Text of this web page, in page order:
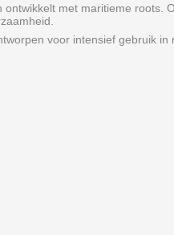
met maritieme
voor intensief gebruik